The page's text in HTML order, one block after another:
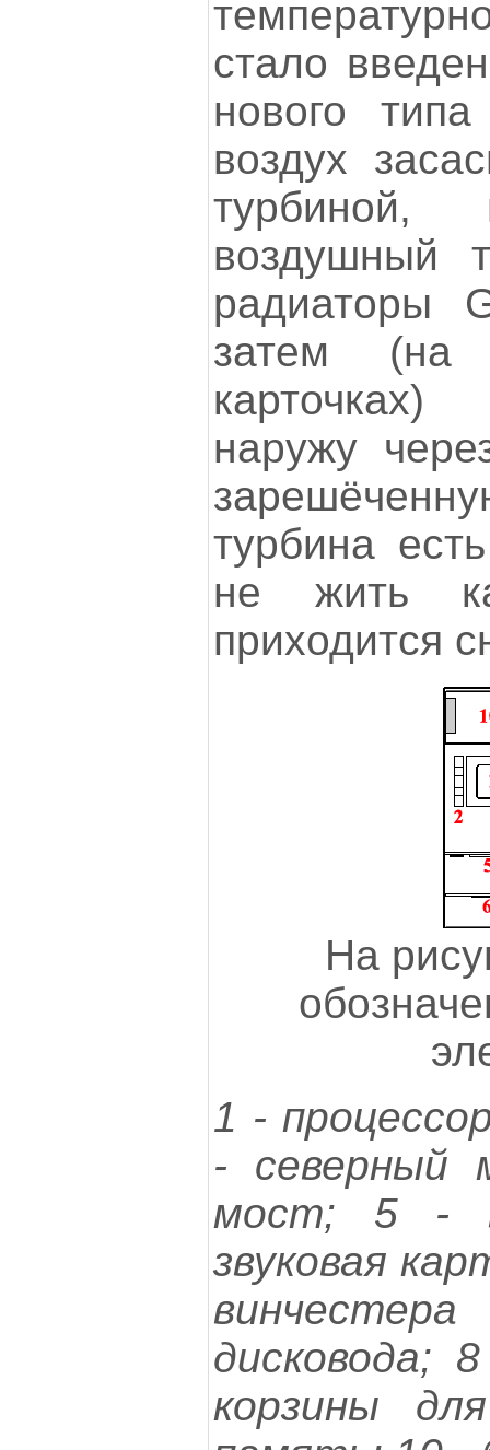
стало
нового
воздух
турбиной,
воздушный
радиаторы
затем (на
наружу
турбина
не жить
приходится
На
1 -
-
мост; 5 -
звуковая
дисковода;
корзины